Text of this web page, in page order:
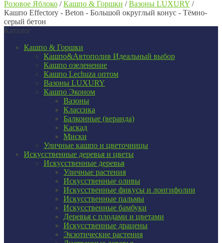
Розовое Яблоко /Кашпо & Горшки /Вазоны LUXURY /
Кашпо Effectory - Beton - Большой округлый конус - Тёмно-
серый бетон
Каталог
Кашпо & Горшки
Кашпо&Автополив Идеальный выбор
Кашпо озеленение
Кашпо Lechuza оптом
Вазоны LUXURY
Кашпо Эконом
Вазоны
Классика
Балконные (веранда)
Каскад
Миски
Уличные кашпо и цветочницы
Искусственные деревья и цветы
Искусственные деревья
Уличные растения
Искусственные оливы
Искусственные фикусы и лонгифолии
Искусственные пальмы
Искусственные бамбуки
Деревья с плодами и цветами
Искусственные драцены
Экзотические растения